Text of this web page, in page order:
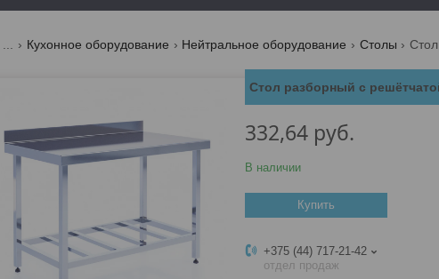
... Кухонное оборудование Нейтральное оборудование Столы
Стол разборный с
332,64 руб.
В наличии
Купить
+375 (44) 717-21-42
отдел продаж